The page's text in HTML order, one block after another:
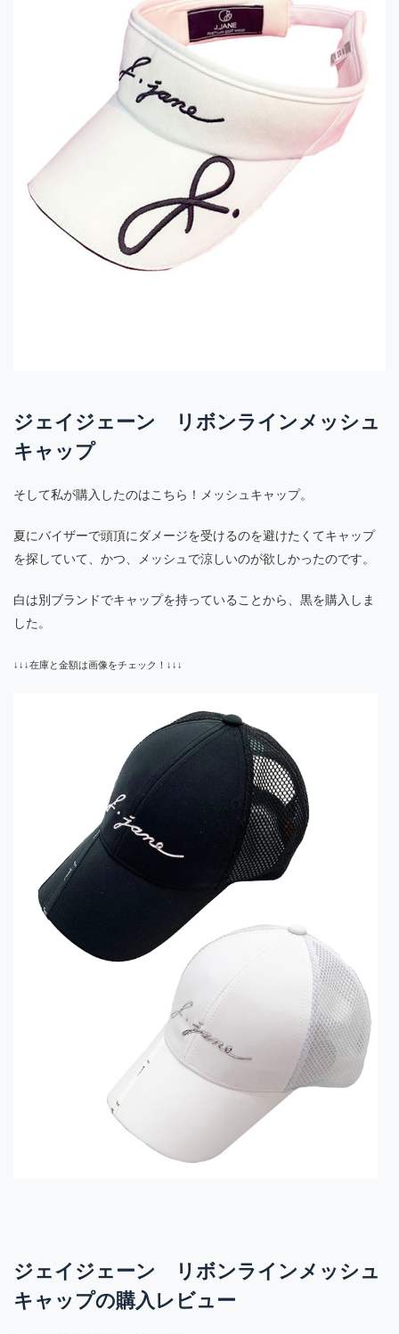
ジェイジェーン リボンラインメッシュ
キャップ
そして私が購入したのはこちら！メッシュキャップ。
夏にバイザーで頭頂にダメージを受けるのを避けたくてキャップ
を探していて、かつ、メッシュで涼しいのが欲しかったのです。
白は別ブランドでキャップを持っていることから、黒を購入しま
した。
↓↓↓在庫と金額は画像をチェック！↓↓↓
ジェイジェーン リボンラインメッシュ
キャップの購入レビュー